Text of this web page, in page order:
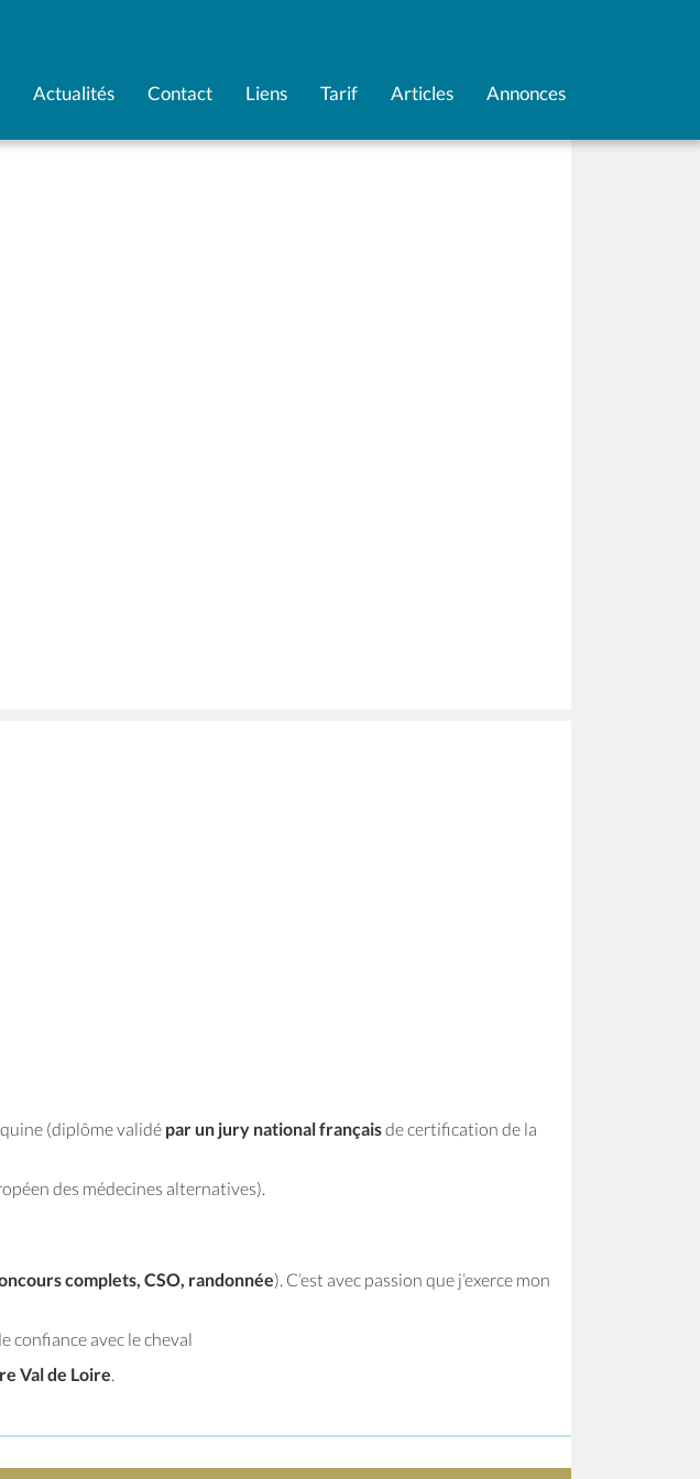
Actualités Contact Liens Tarif Articles Annonces
(diplôme validé par un jury national françaisde certification de la
des médecines alternatives).
complets, CSO, randonnée). C’est avec passion que j’exerce mon
confiance avec le cheval
Val de Loire.